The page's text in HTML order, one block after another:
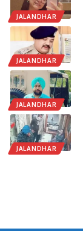
JALANDHAR
JALANDHAR
JALANDHAR
JALANDHAR